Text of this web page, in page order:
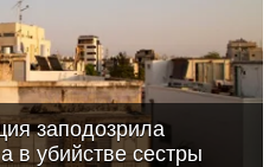
заподозрила
в убийстве сестры